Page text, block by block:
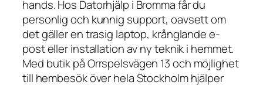
hands. Hos Datorhjälp i Bromma får du
personlig och kunnig support, oavsett om
det gäller en trasig laptop, krånglande e-
post eller installation av ny teknik i hemmet.
Med butik på Orrspelsvägen 13 och möjlighet
till hembesök över hela Stockholm hjälper